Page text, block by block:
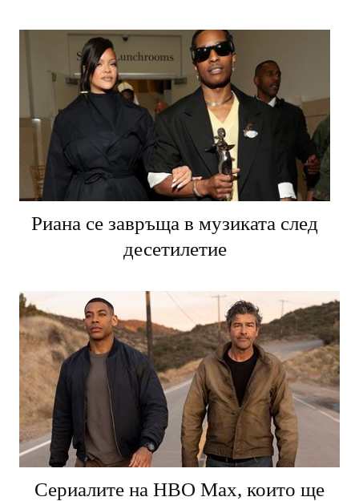
Риана се завръща в музиката след
десетилетие
Сериалите на HBO Max, които ще